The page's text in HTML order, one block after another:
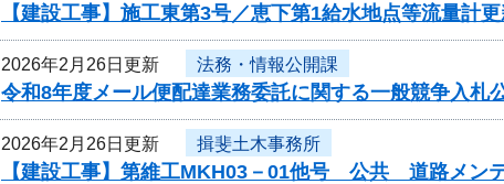
【建設工事】施工東第3号／恵下第1給水地点等流量計
2026年2月26日更新 法務・情報公開課
令和8年度メール便配達業務委託に関する一般競争入札
2026年2月26日更新 揖斐土木事務所
【建設工事】第維工MKH03－01他号 公共 道路メン